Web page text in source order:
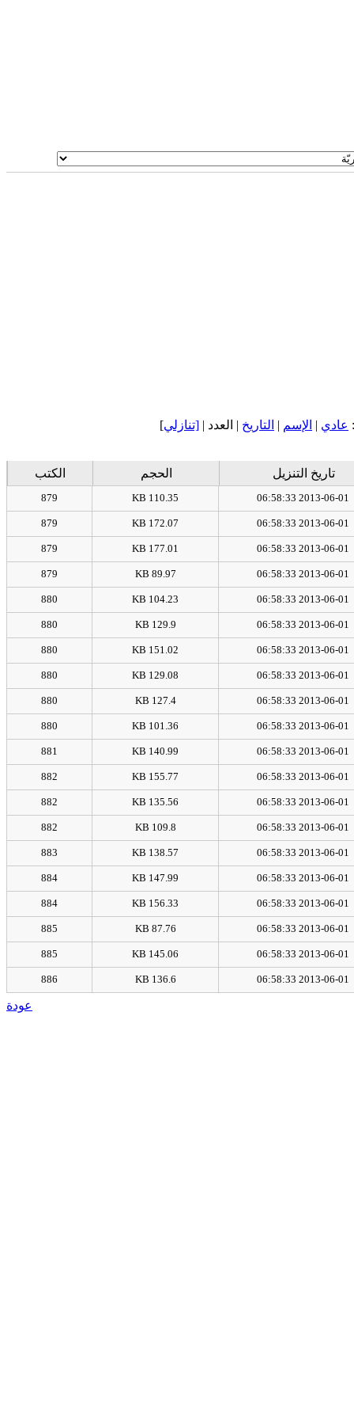
عادي | الإسم | التاريخ | العدد | [تنازلي]
تاريخ التنزيل الحجم الكتب
2013-06-01 06:58:33
110.35 KB
879
2013-06-01 06:58:33
172.07 KB
879
2013-06-01 06:58:33
177.01 KB
879
2013-06-01 06:58:33
89.97 KB
879
2013-06-01 06:58:33
104.23 KB
880
2013-06-01 06:58:33
129.9 KB
880
2013-06-01 06:58:33
151.02 KB
880
2013-06-01 06:58:33
129.08 KB
880
2013-06-01 06:58:33
127.4 KB
880
2013-06-01 06:58:33
101.36 KB
880
2013-06-01 06:58:33
140.99 KB
881
2013-06-01 06:58:33
155.77 KB
882
2013-06-01 06:58:33
135.56 KB
882
2013-06-01 06:58:33
109.8 KB
882
2013-06-01 06:58:33
138.57 KB
883
2013-06-01 06:58:33
147.99 KB
884
2013-06-01 06:58:33
156.33 KB
884
2013-06-01 06:58:33
87.76 KB
885
2013-06-01 06:58:33
145.06 KB
885
2013-06-01 06:58:33
136.6 KB
886
عودة